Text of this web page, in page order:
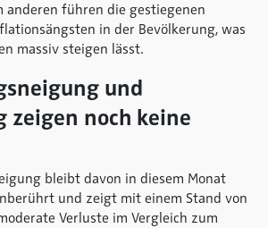
anderen führen die gestiegenen
in der Bevölkerung, was
massiv steigen lässt.
und
zeigen noch keine
bleibt davon in diesem Monat
und zeigt mit einem Stand von
Verluste im Vergleich zum